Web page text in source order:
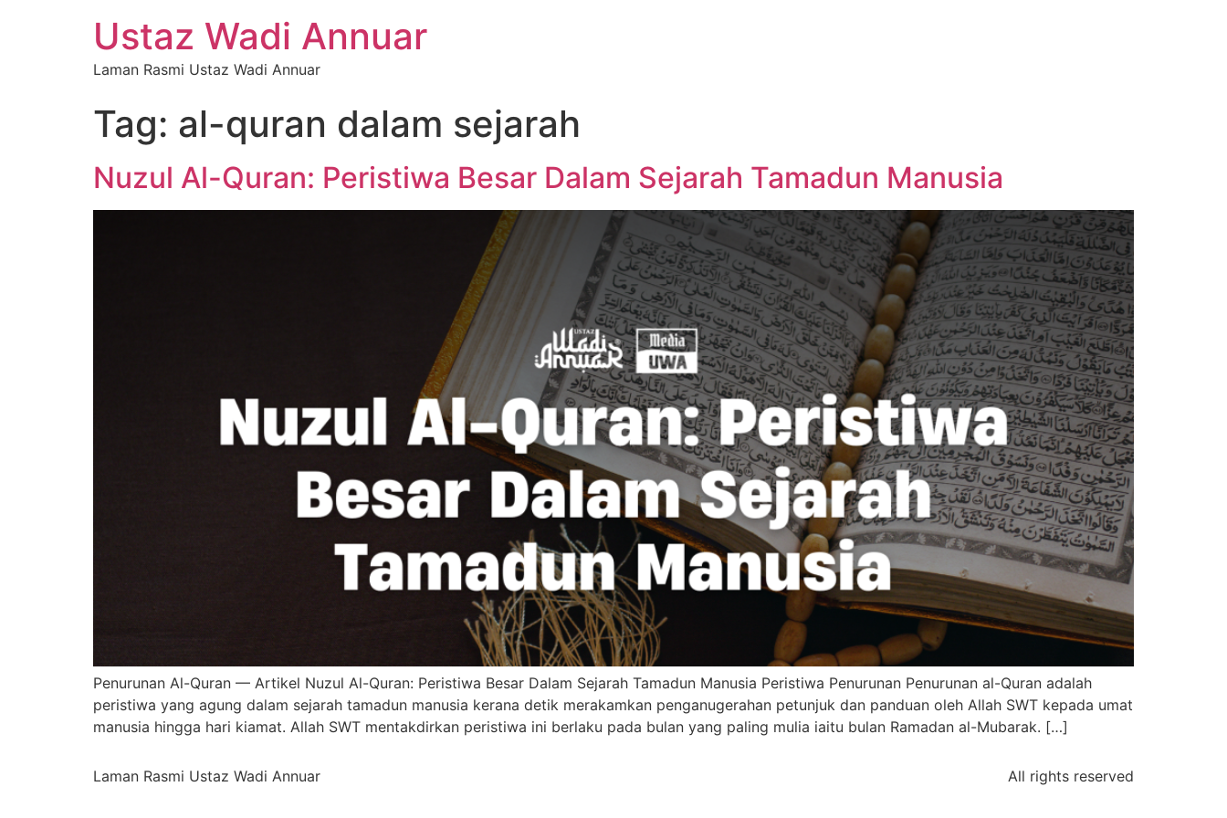
Ustaz Wadi Annuar
Laman Rasmi Ustaz Wadi Annuar
Tag: al-quran dalam sejarah
Nuzul Al-Quran: Peristiwa Besar Dalam Sejarah Tamadun Manusia
Penurunan Al-Quran — Artikel Nuzul Al-Quran: Peristiwa Besar Dalam Sejarah Tamadun Manusia Peristiwa Penurunan Penurunan al-Quran adalah
peristiwa yang agung dalam sejarah tamadun manusia kerana detik merakamkan penganugerahan petunjuk dan panduan oleh Allah SWT kepada umat
manusia hingga hari kiamat. Allah SWT mentakdirkan peristiwa ini berlaku pada bulan yang paling mulia iaitu bulan Ramadan al-Mubarak. […]
Laman Rasmi Ustaz Wadi Annuar All rights reserved